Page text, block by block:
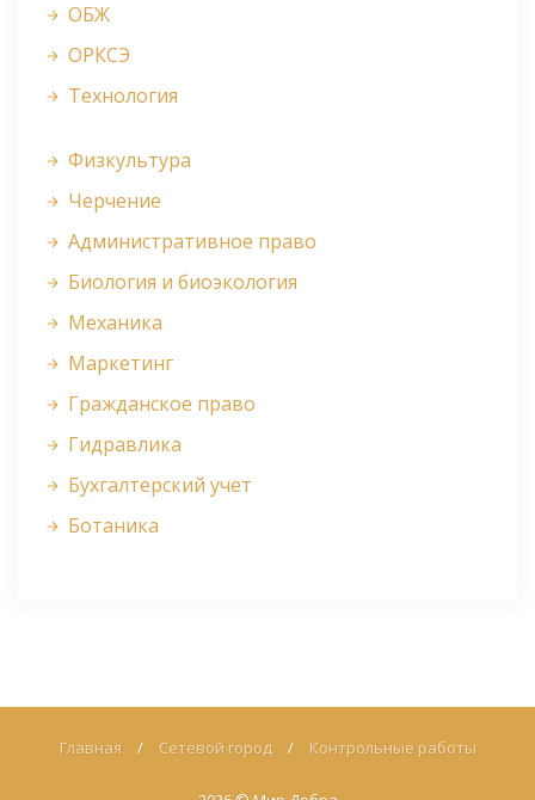
ОБЖ
ОРКСЭ
Технология
Физкультура
Черчение
Административное право
Биология и биоэкология
Механика
Маркетинг
Гражданское право
Гидравлика
Бухгалтерский учет
Ботаника
Главная / Сетевой город / Контрольные работы